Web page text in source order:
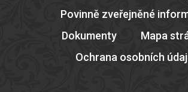
Povinně zveřejněné
Dokumenty
Mapa
Ochrana osobních